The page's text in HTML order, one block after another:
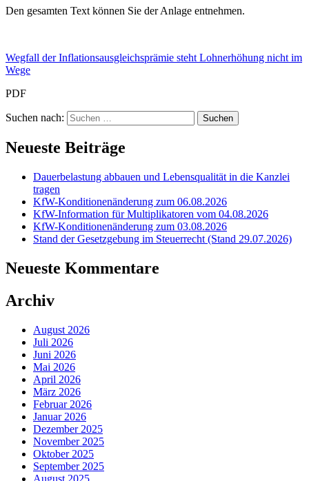
Den gesamten Text können Sie der Anlage entnehmen.
Wegfall der Inflationsausgleichsprämie steht Lohnerhöhung nicht im
Wege
PDF
Suchen nach:
Neueste Beiträge
Dauerbelastung abbauen und Lebensqualität in die Kanzlei
tragen
KfW-Konditionenänderung zum 06.08.2026
KfW-Information für Multiplikatoren vom 04.08.2026
KfW-Konditionenänderung zum 03.08.2026
Stand der Gesetzgebung im Steuerrecht (Stand 29.07.2026)
Neueste Kommentare
Archiv
August 2026
Juli 2026
Juni 2026
Mai 2026
April 2026
März 2026
Februar 2026
Januar 2026
Dezember 2025
November 2025
Oktober 2025
September 2025
August 2025